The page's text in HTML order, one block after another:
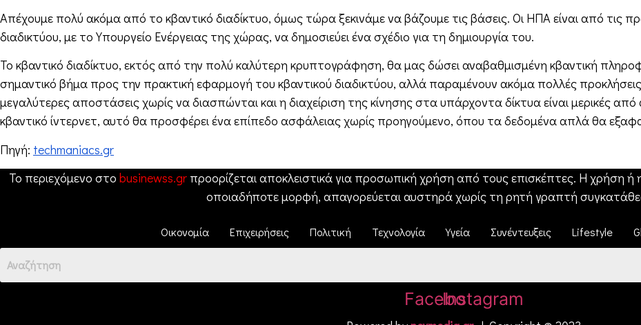
Απέχουμε πολύ ακόμα από το κβαντικό διαδίκτυο, όμως τώρα ξεκινάμε να βάζουμε τις βάσεις. Οι ΗΠΑ είναι από τις
διαδικτύου, με το Υπουργείο Ενέργειας της χώρας, να δημοσιεύει ένα σχέδιο για τη δημιουργία του.
Το κβαντικό διαδίκτυο, εκτός από την πολύ καλύτερη κρυπτογράφηση, θα μας δώσει αναβαθμισμένη κβαντική
σημαντικό βήμα προς την πρακτική εφαρμογή του κβαντικού διαδικτύου, αλλά παραμένουν ακόμα πολλές
μεγαλύτερες αποστάσεις χωρίς να διασπώνται και η διαχείριση της κίνησης στα υπάρχοντα δίκτυα είναι μερικές
κβαντικό ίντερνετ, αυτό θα προσφέρει ένα επίπεδο ασφάλειας χωρίς προηγούμενο, όπου τα δεδομένα απλά θα
Πηγή: techmaniacs.gr
Το περιεχόμενο στο businewss.gr προορίζεται αποκλειστικά για προσωπική χρήση από τους επισκέπτες. Η χρήση ή
οποιαδήποτε μορφή, απαγορεύεται αυστηρά χωρίς τη ρητή γραπτή
Οικονομία Επιχειρήσεις Πολιτική Τεχνολογία Υγεία Συνέντευξεις Lifestyle
Facebook
Instagram